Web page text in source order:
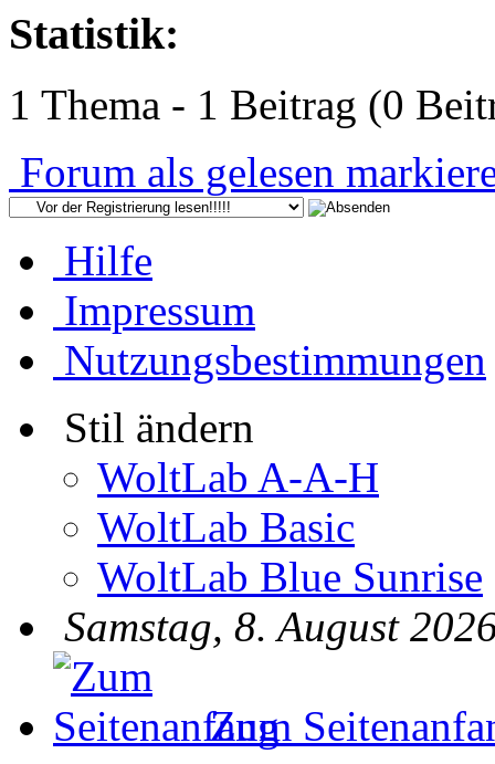
Statistik:
1 Thema - 1 Beitrag (0
Forum als gelesen
Hilfe
Impressum
Nutzungsbestimmungen
Stil ändern
WoltLab A-A-H
WoltLab Basic
WoltLab Blue Sunrise
Samstag, 8. August
Zum